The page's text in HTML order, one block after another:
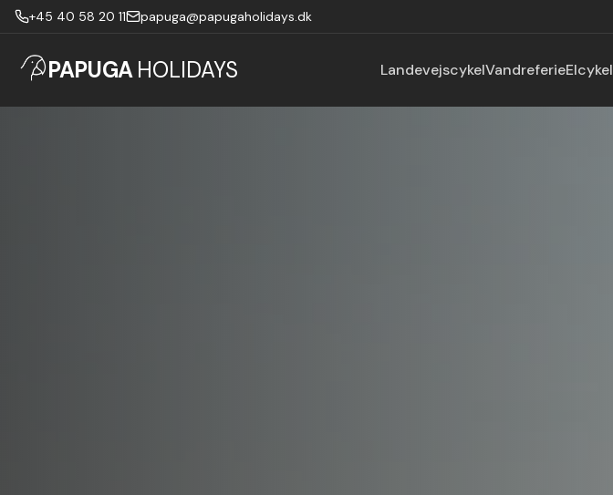
+45 40 58 20 11 papuga@papugaholidays.dk
PAPUGA HOLIDAYS LandevejscykelVandreferieElcykel